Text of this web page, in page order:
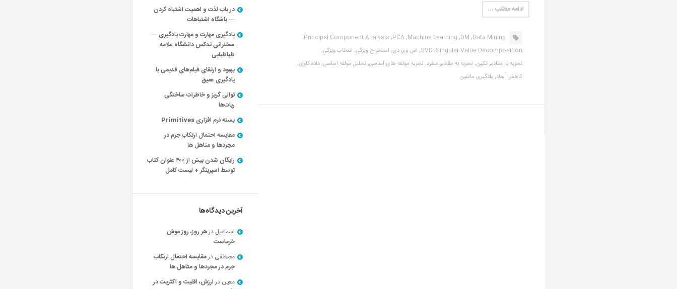
ادامه مطلب …
Data Mining,
DM,
Machine Learning,
PCA,
Principal Component Analysis,
Singular Value Decomposition,
SVD, اس وی دی, استخراج ویژگی, انتخاب ویژگی,
تجزیه به مقادیر تکین,تجزیه به مقادیر منفرد,تجزیه مولفه های اساسی,تحلیل مولفه اساسی,داده کاوی,
کاهش ابعاد, یادگیری ماشین
در باب لذت و اهمیت اشتباه کردن
— باشگاه اشتباهات
یادگیری مهارت و مهارت یادگیری —
سخنرانی تدکس دانشگاه علامه
طباطبایی
بهبود و ارتقای فیلم‌های قدیمی با
یادگیری عمیق
توالی گریز و خاطرات ساختگی
ربات‌ها
بسته نرم افزاری Primitives
مقایسه احتمال ارتکاب جرم در
مجردها و متاهل ها
رایگان شدن بیش از ۴۰۰ عنوان کتاب
توسط اسپرینگر + لیست کامل
آخرین دیدگاه‌ها
اسماعیل درهر روز، روز موش
خرماست
مصطفی درمقایسه احتمال ارتکاب
جرم در مجردها و متاهل ها
معین درارزش، اقلیت و اکثریت در